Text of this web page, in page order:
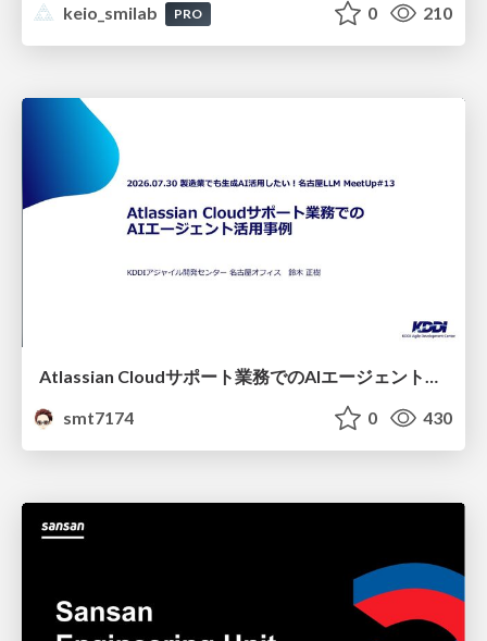
keio_smilab
PRO 0 210
Atlassian Cloudサポート業務でのAIエージェント活用事例
smt7174
0 430